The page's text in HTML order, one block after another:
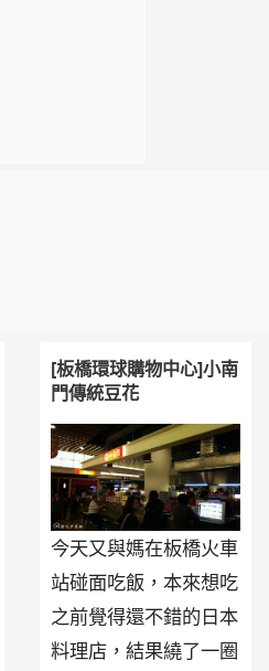
[板橋環球購物中心]小南
門傳統豆花
今天又與媽在板橋火車
站碰面吃飯，本來想吃
之前覺得還不錯的日本
料理店，結果繞了一圈